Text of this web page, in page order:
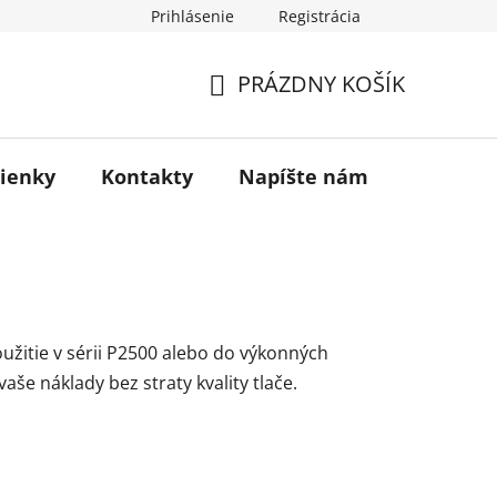
Prihlásenie Registrácia
KOŠÍK
PRÁZDNY KOŠÍK
Kontakty Napíšte nám
v sérii P2500 alebo do výkonných
náklady bez straty kvality tlače.